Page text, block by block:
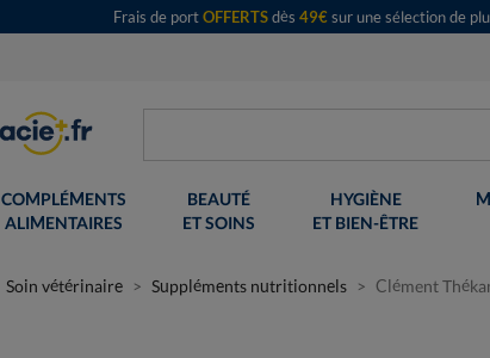
Frais de portOFFERTSdès 49€sur une sélection de
COMPLÉMENTS
ALIMENTAIRES
BEAUTÉ
ET SOINS
HYGIÈNE
ET BIEN-ÊTRE
Soin vétérinaire Suppléments nutritionnels Clément